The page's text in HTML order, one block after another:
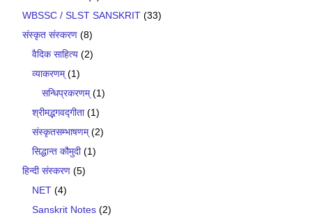
WBSSC / SLST SANSKRIT (33)
संस्कृत संस्करण (8)
वैदिक साहित्य (2)
व्याकरणम्(1)
सन्धिप्रकरणम्(1)
श्रीमद्भगवद्गीता(1)
संस्कृतसम्भाषणम्(2)
सिद्धान्त कौमुदी(1)
हिन्दी संस्करण (5)
NET (4)
Sanskrit Notes (2)